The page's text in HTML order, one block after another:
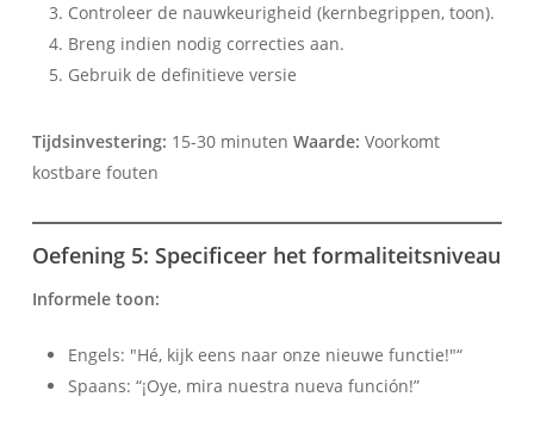
Controleer de nauwkeurigheid (kernbegrippen, toon).
Breng indien nodig correcties aan.
Gebruik de definitieve versie
Tijdsinvestering: 15-30 minuten Waarde: Voorkomt
kostbare fouten
Oefening 5: Specificeer het formaliteitsniveau
Informele toon:
Engels: "Hé, kijk eens naar onze nieuwe functie!"“
Spaans: “¡Oye, mira nuestra nueva función!”